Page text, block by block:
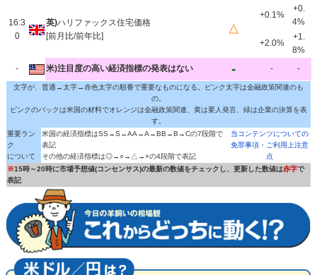
16:3
0
英)ハリファックス住宅価格
[前月比/前年比]
△
+0.1%
+0.
4%
+2.0%
+1.
8%
-
米)注目度の高い経済指標の発表はない - - -
文字が、普通→太字→赤色太字の順番で重要なものになる。ピンク太字は金融政策関連のも
の。
ピンクのバックは米国の材料でオレンジは金融政策関連、黄は要人発言、緑は企業の決算を表
す。
重要ラン
ク
について
米国の経済指標はSS→S→AA→A→BB→B→Cの7段階で
表記
その他の経済指標は◎→○→△→×の4段階で表記
当コンテンツについての
免罪事項・ご利用上注意
点
※15時～20時に市場予想値(コンセンサス)の最新の数値をチェックし、更新した数値は赤字で
表記